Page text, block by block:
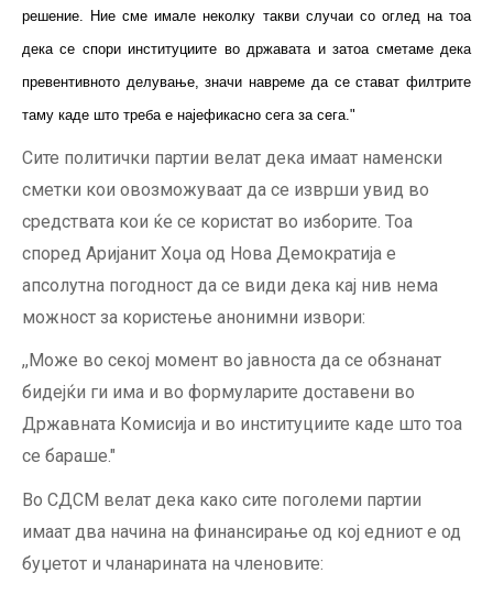
решение. Ние сме имале неколку такви случаи со оглед на тоа
дека се спори институциите во државата и затоа сметаме дека
превентивното делување, значи навреме да се стават филтрите
таму каде што треба е најефикасно сега за сега."
Сите политички партии велат дека имаат наменски
сметки кои овозможуваат да се изврши увид во
средствата кои ќе се користат во изборите. Тоа
според Аријанит Хоџа од Нова Демократија е
апсолутна погодност да се види дека кај нив нема
можност за користење анонимни извори:
,,Може во секој момент во јавноста да се обзнанат
бидејќи ги има и во формуларите доставени во
Државната Комисија и во институциите каде што тоа
се бараше."
Во СДСМ велат дека како сите поголеми партии
имаат два начина на финансирање од кој едниот е од
буџетот и чланарината на членовите: